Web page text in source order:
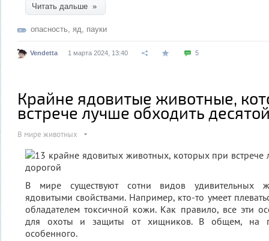
Читать дальше »
опасность, яд, пауки
Vendetta 1 марта 2024, 13:40 5
Крайне ядовитые животные,
встрече лучше обходить
В мире животных
В мире существуют сотни видов удивительных
ядовитыми свойствами. Например, кто-то умеет
обладателем токсичной кожи. Как правило, все эти
для охоты и защиты от хищников. В общем, на
особенного.